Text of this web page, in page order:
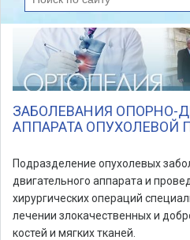
ЗАБОЛЕВАНИЯ ОПОРНО-
АППАРАТА ОПУХОЛЕВОЙ
Подразделение опухолевых
двигательного аппарата и
хирургических операций
лечении злокачественных и
костей и мягких тканей.